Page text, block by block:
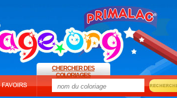
CHERCHER DES
COLORIAGES